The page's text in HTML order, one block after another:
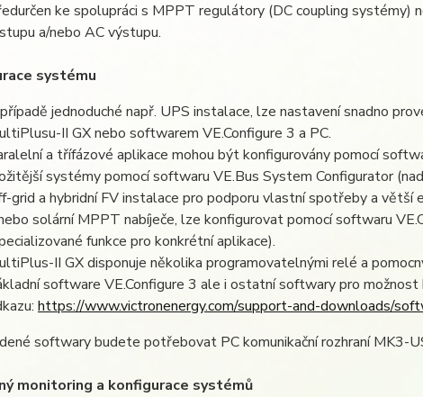
ke spolupráci s MPPT regulátory (DC coupling systémy)
a/nebo AC výstupu.
systému
jednoduché např. UPS instalace, lze nastavení snadno
II GX nebo softwarem VE.Configure 3 a PC.
a třífázové aplikace mohou být konfigurovány pomocí
systémy pomocí softwaru VE.Bus System Configurator
grid a hybridní FV instalace pro podporu vlastní spotřeby a
solární MPPT nabíječe, lze konfigurovat pomocí softwaru
funkce pro konkrétní aplikace).
II GX disponuje několika programovatelnými relé a
software VE.Configure 3 ale i ostatní softwary pro
https://www.victronenergy.com/support-and-downloads/
softwary budete potřebovat PC komunikační rozhraní MK3-
monitoring a konfigurace systémů